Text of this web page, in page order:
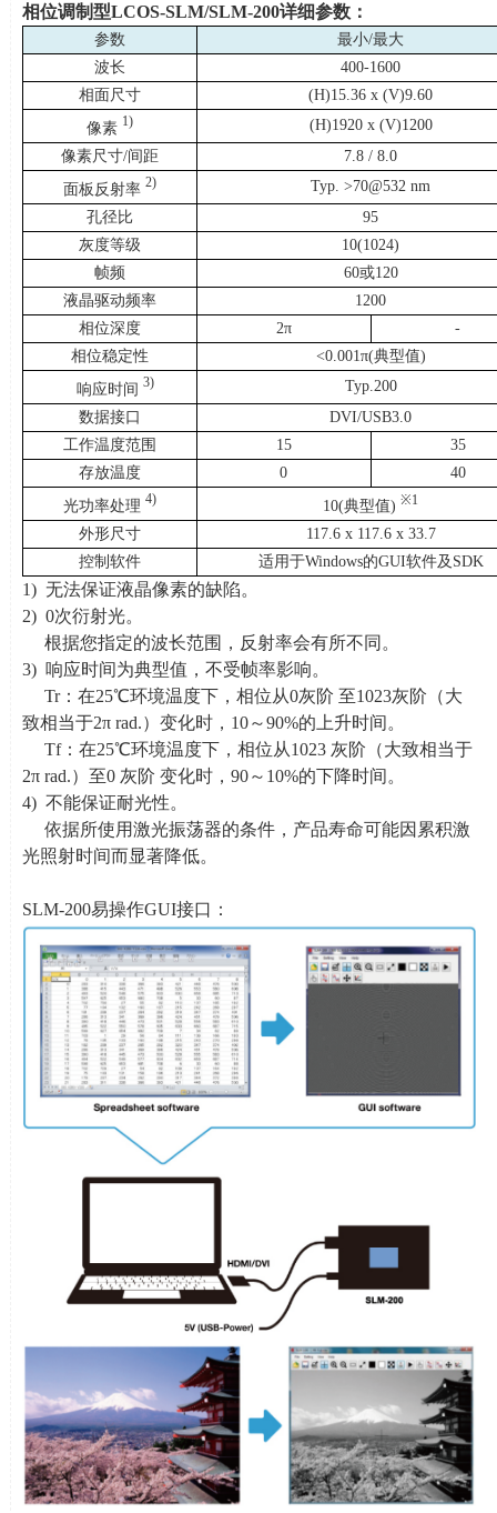
相位调制型LCOS-SLM/SLM-200详细参数：
参数 最小/最大
波长
400-1600
相面尺寸
(H)15.36 x (V)9.60
像素 1)
(H)1920 x (V)1200
像素尺寸/间距
7.8 / 8.0
面板反射率 2)
Typ. >70@532 nm
孔径比
95
灰度等级
10(1024)
帧频
60或120
液晶驱动频率
1200
相位深度
2π
-
相位稳定性
<0.001π(典型值)
响应时间 3)
Typ.200
数据接口
DVI/USB3.0
工作温度范围
15
35
存放温度
0
40
光功率处理 4) 10(典型值)※1
外形尺寸
117.6 x 117.6 x 33.7
控制软件
适用于Windows的GUI软件及 SDK
1) 无法保证液晶像素的缺陷。
2) 0次衍射光。
根据您指定的波长范围，反射率会有所不同。
3) 响应时间为典型值，不受帧率影响。
Tr：在25℃环境温度下，相位从0灰阶 至1023灰阶（大
致相当于2πrad.）变化时， 10～90%的上升时间。
Tf：在25℃环境温度下，相位从1023 灰阶（大致相当于
2πrad.）至0 灰阶 变化时， 90～ 10%的下降时间。
4) 不能保证耐光性。
依据所使用激光振荡器的条件，产品寿命可能因累积激
光照射时间而显著降低。
SLM-200易操作GUI接口：